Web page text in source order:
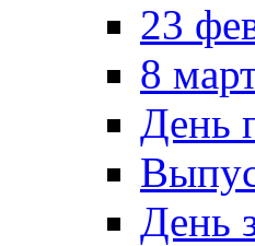
23
8
День
День